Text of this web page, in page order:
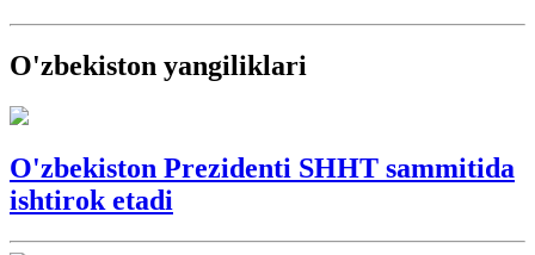
O'zbekiston yangiliklari
O'zbekiston Prezidenti SHHT sammitida
ishtirok etadi